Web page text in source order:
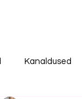
Kanaldused